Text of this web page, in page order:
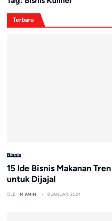
Terbaru
Bisnis
15 Ide Bisnis Makanan
untuk Dijajal
OLEH M AMIN 8 JANUARI 2024